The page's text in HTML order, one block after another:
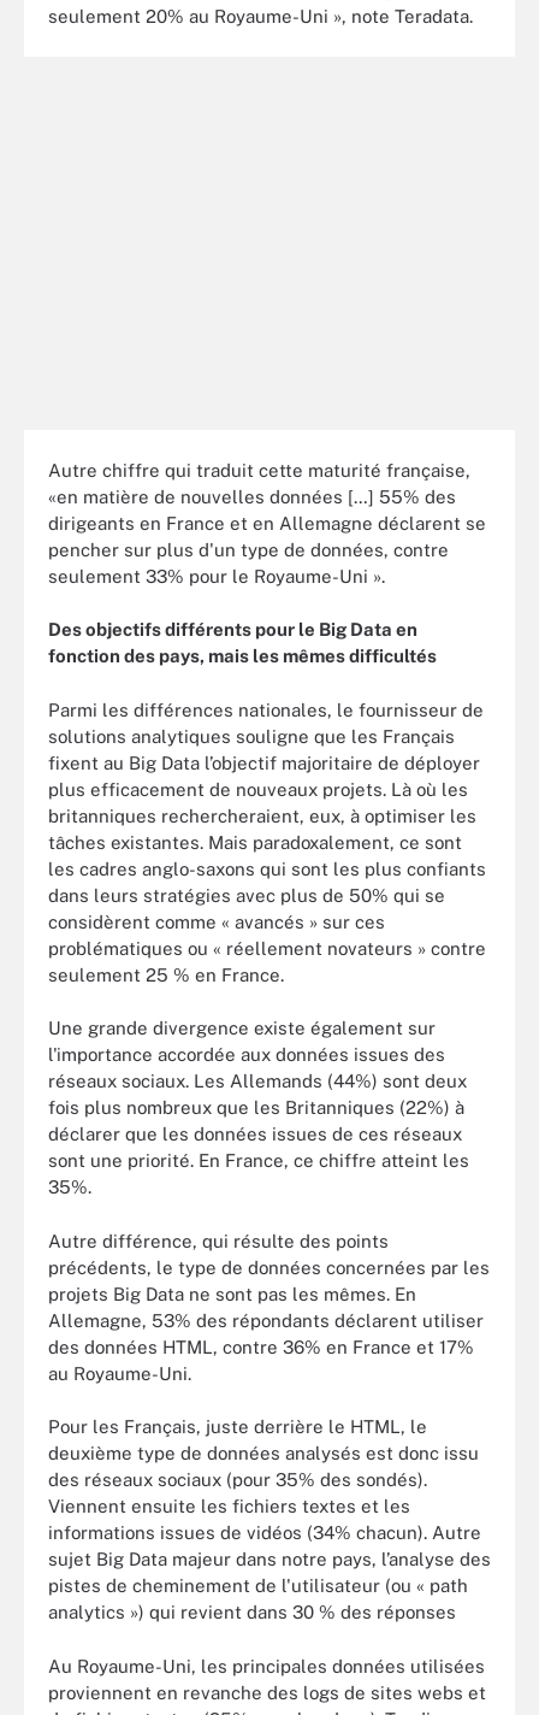
seulement 20% au Royaume-Uni », note Teradata.
Autre chiffre qui traduit cette maturité française,
«en matière de nouvelles données […] 55% des
dirigeants en France et en Allemagne déclarent se
pencher sur plus d'un type de données, contre
seulement 33% pour le Royaume-Uni ».
Des objectifs différents pour le Big Data en
fonction des pays, mais les mêmes difficultés
Parmi les différences nationales, le fournisseur de
solutions analytiques souligne que les Français
fixent au Big Data l’objectif majoritaire de déployer
plus efficacement de nouveaux projets. Là où les
britanniques rechercheraient, eux, à optimiser les
tâches existantes. Mais paradoxalement, ce sont
les cadres anglo-saxons qui sont les plus confiants
dans leurs stratégies avec plus de 50% qui se
considèrent comme « avancés » sur ces
problématiques ou « réellement novateurs » contre
seulement 25 % en France.
Une grande divergence existe également sur
l'importance accordée aux données issues des
réseaux sociaux. Les Allemands (44%) sont deux
fois plus nombreux que les Britanniques (22%) à
déclarer que les données issues de ces réseaux
sont une priorité. En France, ce chiffre atteint les
35%.
Autre différence, qui résulte des points
précédents, le type de données concernées par les
projets Big Data ne sont pas les mêmes. En
Allemagne, 53% des répondants déclarent utiliser
des données HTML, contre 36% en France et 17%
au Royaume-Uni.
Pour les Français, juste derrière le HTML, le
deuxième type de données analysés est donc issu
des réseaux sociaux (pour 35% des sondés).
Viennent ensuite les fichiers textes et les
informations issues de vidéos (34% chacun). Autre
sujet Big Data majeur dans notre pays, l’analyse des
pistes de cheminement de l'utilisateur (ou « path
analytics ») qui revient dans 30 % des réponses
Au Royaume-Uni, les principales données utilisées
proviennent en revanche des logs de sites webs et